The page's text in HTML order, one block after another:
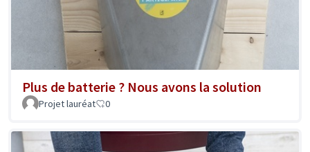
Plus de batterie ? Nous avons la solution
Projet lauréat 0